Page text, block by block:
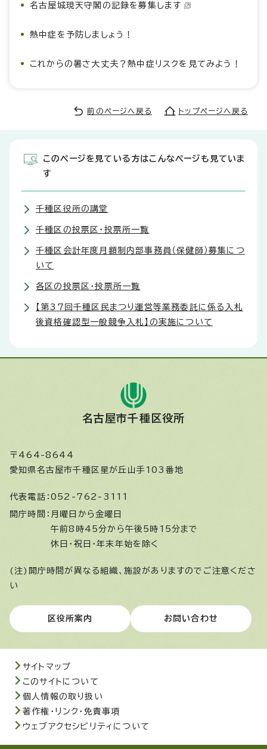
名古屋城現天守閣の記録を募集します
熱中症を予防しましょう！
これからの暑さ大丈夫？熱中症リスクを見てみよう！
前のページへ戻る トップページへ戻る
このページを見ている方はこんなページも見ていま
す
千種区役所の講堂
千種区の投票区・投票所一覧
千種区会計年度月額制内部事務員（保健師）募集につ
いて
各区の投票区・投票所一覧
【第37回千種区民まつり運営等業務委託に係る入札
後資格確認型一般競争入札】の実施について
名古屋市千種区役所
〒464-8644
愛知県名古屋市千種区星が丘山手103番地
代表電話： 052-762-3111
開庁時間： 月曜日から金曜日
午前8時45分から午後5時15分まで
休日・祝日・年末年始を除く
(注)開庁時間が異なる組織、施設がありますのでご注意くださ
い
区役所案内 お問い合わせ
サイトマップ
このサイトについて
個人情報の取り扱い
著作権・リンク・免責事項
ウェブアクセシビリティについて